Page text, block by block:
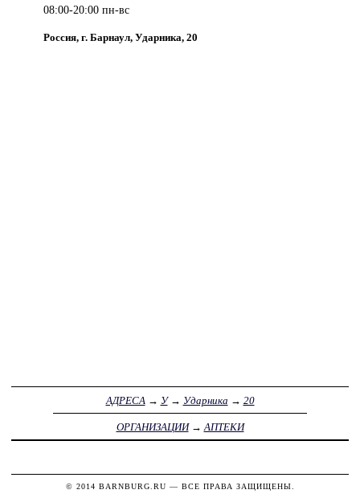
08:00-20:00 пн-вс
Россия, г. Барнаул, Ударника, 20
АДРЕСА → У→ Ударника → 20
ОРГАНИЗАЦИИ→ АПТЕКИ
© 2014 BARNBURG.RU — ВСЕ ПРАВА ЗАЩИЩЕНЫ.